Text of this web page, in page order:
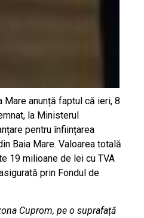
Mare anunță faptul că ieri, 8
la Ministerul
pentru înființarea
Baia Mare. Valoarea totală
19 milioane de lei cu TVA
prin Fondul de
Cuprom, pe o suprafață